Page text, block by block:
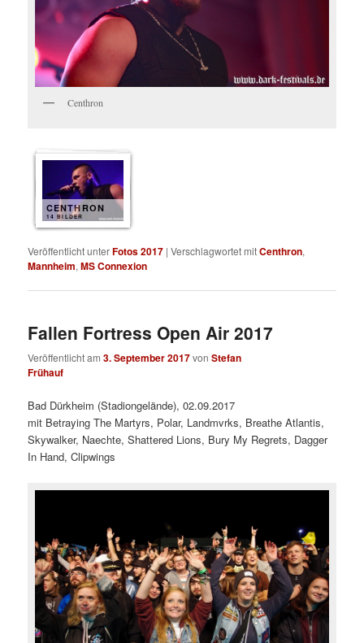
Centhron
CENTHRON
14 BILDER
Veröffentlicht unterFotos 2017 |Verschlagwortet mitCenthron,
Mannheim,MS Connexion
Fallen Fortress Open Air 2017
Veröffentlicht am3. September 2017vonStefan
Frühauf
Bad Dürkheim (Stadiongelände), 02.09.2017
mit Betraying The Martyrs, Polar, Landmvrks, Breathe Atlantis,
Skywalker, Naechte, Shattered Lions, Bury My Regrets, Dagger
In Hand, Clipwings